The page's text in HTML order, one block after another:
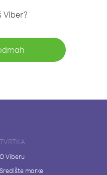
Viber?
TVRTKA
O Viberu
Središte marke